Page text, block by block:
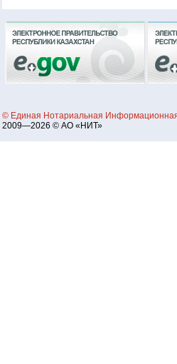
© Единая Нотариальная
2009—2026 © АО «НИТ»